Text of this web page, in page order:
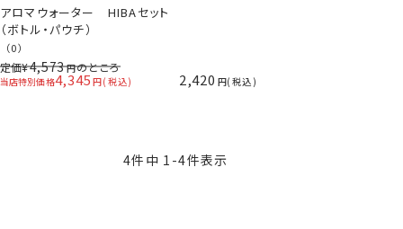
アロマウォーター HIBAセット
（ボトル・パウチ）
（0）
定価¥4,573 のところ
当店特別価格4,345 税込 2,420 税込
4件中 1 -4件表示